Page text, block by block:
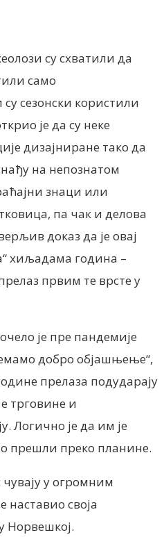
су схватили да
само
сезонски користили
је да су неке
дизајниране тако да
на непознатом
знаци или
па чак и делова
доказ да је овај
хиљадама година –
првим те врсте у
је пре пандемије
добро објашњење“,
прелаза подударају
трговине и
Логично је да им је
прешли преко планине.
у огромним
наставио своја
Норвешкој.